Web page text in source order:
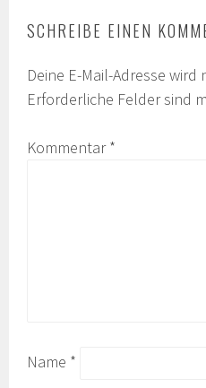
SCHREIBE EINEN
Deine E-Mail-Adresse
Erforderliche Felder sind
Kommentar*
Name *